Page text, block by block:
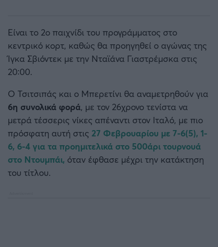
Παρί Σεν Ζερμέν
Είναι το 2ο παιχνίδι του προγράμματος στο
κεντρικό κορτ, καθώς θα προηγηθεί ο αγώνας της
Ίγκα Σβιόντεκ με την Νταϊάνα Γιαστρέμσκα στις
20:00.
Ο Τσιτσιπάς και ο Μπερετίνι θα αναμετρηθούν για
6η συνολικά φορά, με τον 26χρονο τενίστα να
μετρά τέσσερις νίκες απέναντι στον Ιταλό, με πιο
πρόσφατη αυτή στις 27 Φεβρουαρίου με 7-6(5), 1-
6, 6-4 για τα προημιτελικά στο 500άρι τουρνουά
στο Ντουμπάι, όταν έφθασε μέχρι την κατάκτηση
του τίτλου.